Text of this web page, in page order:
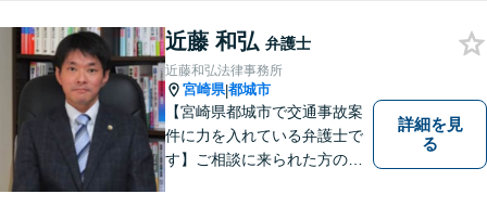
近藤 和弘 弁護士
近藤和弘法律事務所
宮崎県|都城市
【宮崎県都城市で交通事故案
件に力を入れている弁護士で
す】ご相談に来られた方の話
詳細を見
る